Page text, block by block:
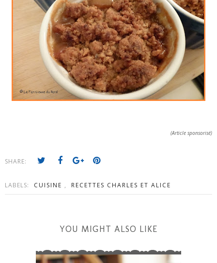
(Article sponsorisé)
SHARE:
LABELS: CUISINE , RECETTES CHARLES ET ALICE
YOU MIGHT ALSO LIKE